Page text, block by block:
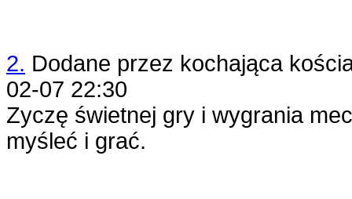
2. Dodane przez kochająca
02-07 22:30
Zyczę świetnej gry i wygrania
myśleć i grać.